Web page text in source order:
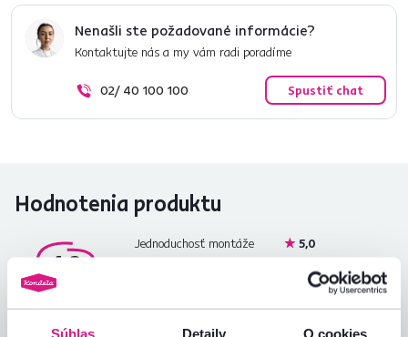
Súhlas Detaily O cookies
Nenašli ste požadované informácie?
Kontaktujte nás a my vám radi poradíme
02/ 40 100 100 Spustiť chat
Hodnotenia produktu
4,2
Jednoduchosť montáže
5,0
4,0
Zabalenie výrobku
4,0
Pomer hodnoty a ceny
4,0